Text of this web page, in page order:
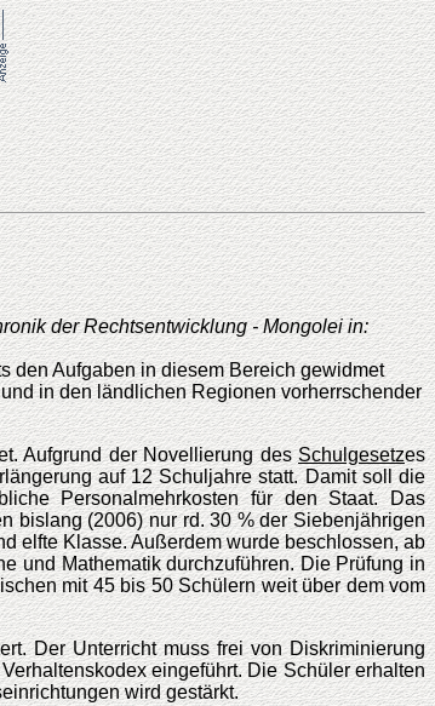
der Rechtsentwicklung - Mongolei in:
den Aufgaben in diesem Bereich gewidmet
in den ländlichen Regionen vorherrschender
Aufgrund der Novellierung desSchulgesetzes
auf 12 Schuljahre statt. Damit soll die
Personalmehrkosten für den Staat. Das
bislang (2006) nur rd. 30 % der Siebenjährigen
elfte Klasse. Außerdem wurde beschlossen, ab
und Mathematik durchzuführen. Die Prüfung in
mit 45 bis 50 Schülern weit über dem vom
Der Unterricht muss frei von Diskriminierung
eingeführt. Die Schüler erhalten
wird gestärkt.